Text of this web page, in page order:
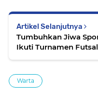
Artikel Selanjutnya
Tumbuhkan Jiwa
Ikuti Turnamen
Warta